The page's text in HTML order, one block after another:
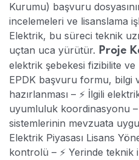
Kurumu) başvuru
incelemeleri ve lisanslama
Elektrik, bu süreci teknik
uçtan uca yürütür. Proje
elektrik şebekesi fizibilite
EPDK başvuru formu, bilgi
hazırlanması – ⚡ İlgili
uyumluluk koordinasyonu
sistemlerinin mevzuata
Elektrik Piyasası Lisans
kontrolü – ⚡ Yerinde